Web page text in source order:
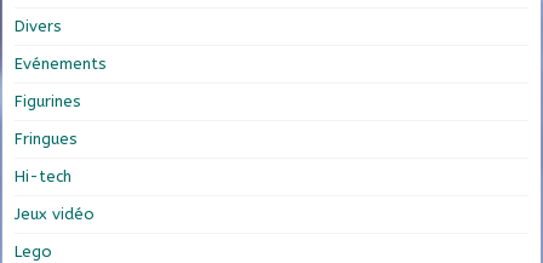
Divers
Evénements
Figurines
Fringues
Hi-tech
Jeux vidéo
Lego